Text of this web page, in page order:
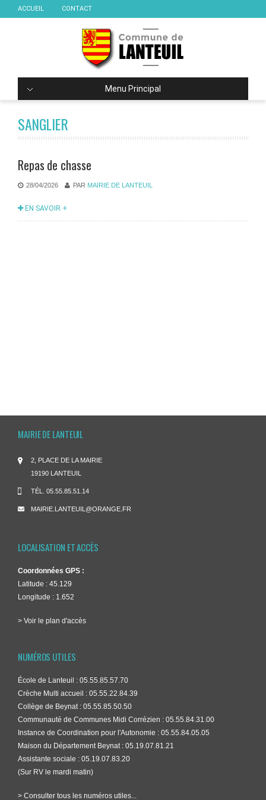
ACCUEIL CONTACT
Menu Principal
SANGLIER
Repas de chasse
28/04/2026 PAR MAIRIE DE LANTEUIL
EN SAVOIR +
MAIRIE DE LANTEUIL
2, PLACE DE LA MAIRIE
19190 LANTEUIL
TÉL. 05.55.85.51.14
MAIRIE.LANTEUIL@ORANGE.FR
LOCALISATION ET ACCÈS
Coordonnées GPS :
Latitude : 45.129
Longitude : 1.652
> Voir le plan d'accès
NUMÉROS UTILES
École de Lanteuil : 05.55.85.57.70
Crèche Multi accueil : 05.55.22.84.39
Collège de Beynat : 05.55.85.50.50
Communauté de Communes Midi Corrézien : 05.55.84.31.00
Instance de Coordination pour l'Autonomie : 05.55.84.05.05
Maison du Département Beynat : 05.19.07.81.21
Assistante sociale : 05.19.07.83.20
(Sur RV le mardi matin)
> Consulter tous les numéros utiles...